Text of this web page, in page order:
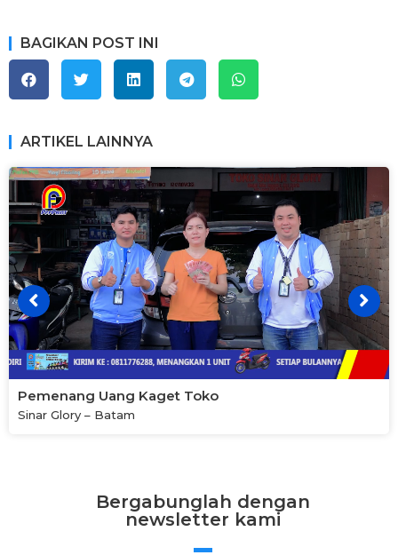
BAGIKAN POST INI
ARTIKEL LAINNYA
Pemenang Uang Kaget Toko
Sinar Glory – Batam
Bergabunglah dengan
newsletter kami